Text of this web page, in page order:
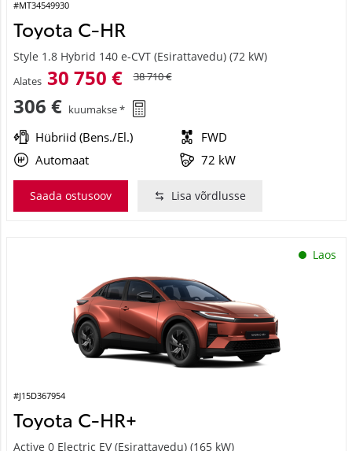
#MT34549930
Toyota C-HR
Style 1.8 Hybrid 140 e-CVT (Esirattavedu) (72 kW)
Alates 30 750 € 38 710 €
306 € kuumakse *
Hübriid (Bens./El.)
FWD
Automaat
72 kW
Saada ostusoov Lisa võrdlusse
Laos
#J15D367954
Toyota C-HR+
Active 0 Electric EV (Esirattavedu) (165 kW)